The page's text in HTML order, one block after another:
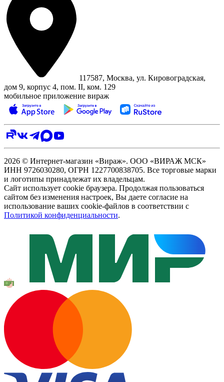
117587, Москва, ул. Кировоградская,
дом 9, корпус 4, пом. II, ком. 129
мобильное приложение вираж
2026 © Интернет-магазин «Вираж». ООО «ВИРАЖ МСК»
ИНН 9726030280, ОГРН 1227700838705. Все торговые марки
и логотипы принадлежат их владельцам.
Сайт использует cookie браузера. Продолжая пользоваться
сайтом без изменения настроек, Вы даете согласие на
использование ваших cookie-файлов в соответствии с
Политикой конфиденциальности.